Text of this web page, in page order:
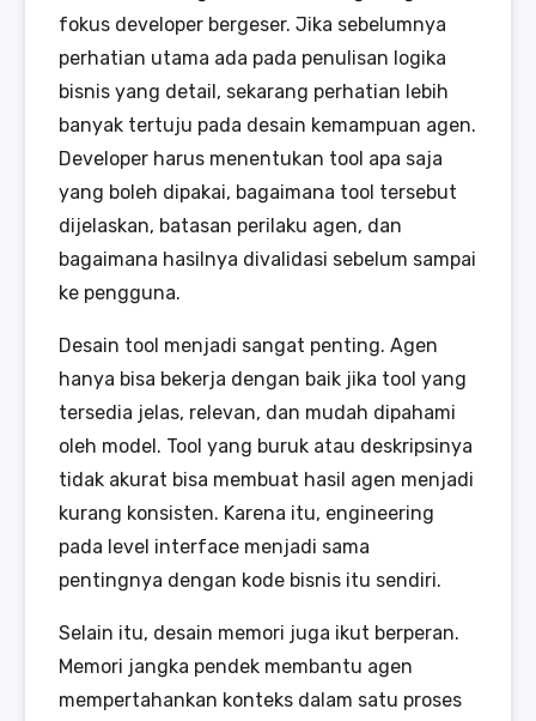
fokus developer bergeser. Jika sebelumnya
perhatian utama ada pada penulisan logika
bisnis yang detail, sekarang perhatian lebih
banyak tertuju pada desain kemampuan agen.
Developer harus menentukan tool apa saja
yang boleh dipakai, bagaimana tool tersebut
dijelaskan, batasan perilaku agen, dan
bagaimana hasilnya divalidasi sebelum sampai
ke pengguna.
Desain tool menjadi sangat penting. Agen
hanya bisa bekerja dengan baik jika tool yang
tersedia jelas, relevan, dan mudah dipahami
oleh model. Tool yang buruk atau deskripsinya
tidak akurat bisa membuat hasil agen menjadi
kurang konsisten. Karena itu, engineering
pada level interface menjadi sama
pentingnya dengan kode bisnis itu sendiri.
Selain itu, desain memori juga ikut berperan.
Memori jangka pendek membantu agen
mempertahankan konteks dalam satu proses